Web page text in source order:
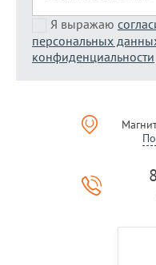
Я выражаю
персональных
конфиденциальности